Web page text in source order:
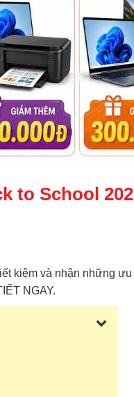
to School
kiệm và nhận những
NGAY.